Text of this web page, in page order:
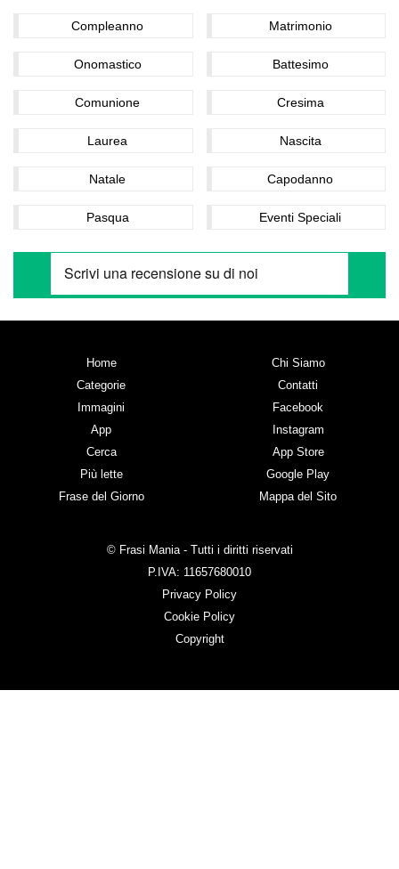
Compleanno Matrimonio
Onomastico Battesimo
Comunione Cresima
Laurea Nascita
Natale Capodanno
Pasqua Eventi Speciali
Home
Categorie
Immagini
App
Cerca
Più lette
Frase del Giorno
Chi Siamo
Contatti
Facebook
Instagram
App Store
Google Play
Mappa del Sito
© Frasi Mania - Tutti i diritti riservati
P.IVA: 11657680010
Privacy Policy
Cookie Policy
Copyright